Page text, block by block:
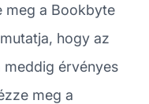
meg a Bookbyte
hogy az
érvényes
meg a